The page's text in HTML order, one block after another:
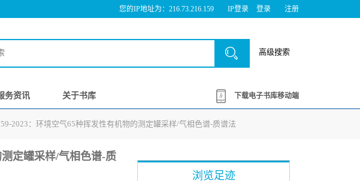
您的IP地址为：216.73.216.159 IP登录 登录 注册
高级搜索
务资讯 关于书库 下载电子书库移动端
2023：环境空气65种挥发性有机物的测定罐采样/气相色谱-质谱法
定罐采样/气相色谱-质
浏览足迹